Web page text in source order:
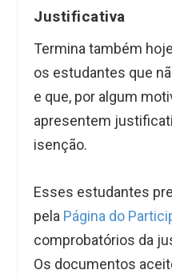
Justificativa
Termina também
os estudantes que
e que, por algum
apresentem
isenção.
Esses estudantes
pela Página do
comprobatórios da
Os documentos